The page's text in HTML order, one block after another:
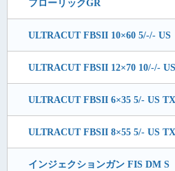
フローリックGR
ULTRACUT FBSII 10×60 5/-/- US
ULTRACUT FBSII 12×70 10/-/- US
ULTRACUT FBSII 6×35 5/- US TX
ULTRACUT FBSII 8×55 5/- US TX
インジェクションガン FIS DM S